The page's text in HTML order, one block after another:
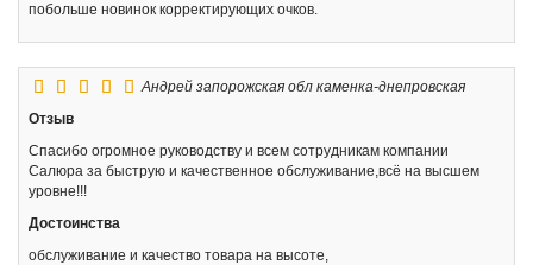
побольше новинок корректирующих очков.
Андрей запорожская обл каменка-днепровская
Отзыв
Спасибо огромное руководству и всем сотрудникам компании
Салюра за быструю и качественное обслуживание,всё на высшем
уровне!!!
Достоинства
обслуживание и качество товара на высоте,